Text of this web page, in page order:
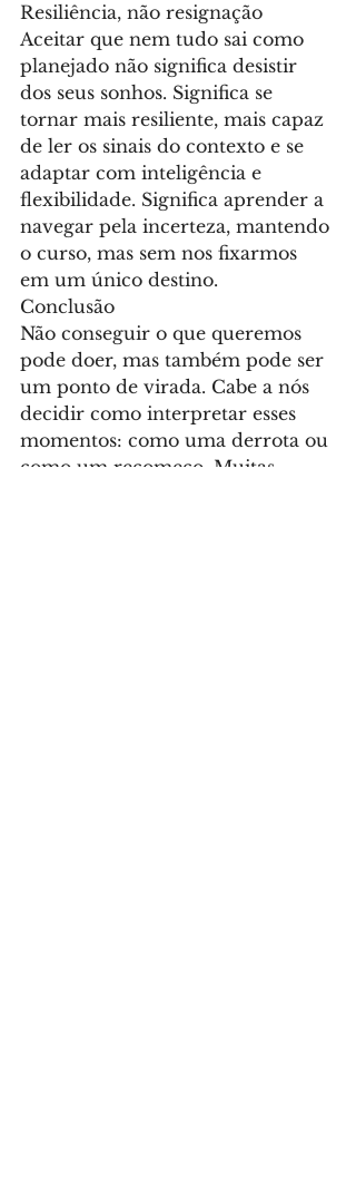
Resiliência, não resignação
Aceitar que nem tudo sai como
planejado não significa desistir
dos seus sonhos. Significa se
tornar mais resiliente, mais capaz
de ler os sinais do contexto e se
adaptar com inteligência e
flexibilidade. Significa aprender a
navegar pela incerteza, mantendo
o curso, mas sem nos fixarmos
em um único destino.
Conclusão
Não conseguir o que queremos
pode doer, mas também pode ser
um ponto de virada. Cabe a nós
decidir como interpretar esses
momentos: como uma derrota ou
como um recomeço. Muitas